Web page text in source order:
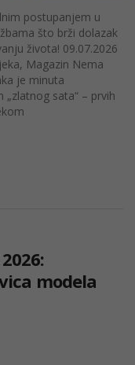
postupanjem u
što brži dolazak
života! 09.07.2026
Magazin Nema
je minuta
sata“ – prvih
modela